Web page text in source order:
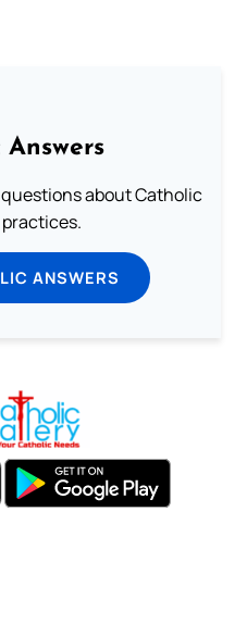
about Catholic
ANSWERS